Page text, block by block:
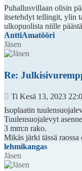
Puhallusvillaan olisin
itsetehdyt tellingit, ylin
ulkopuolista niille
AnttiAmatööri
Jäsen
Re:
Viesti
Ti Kesä 13, 2023
Isoplaatin
Tuulensuojalevyt
3 mm:n rako.
Mikäs järki tässä raossa
lehmikangas
Jäsen